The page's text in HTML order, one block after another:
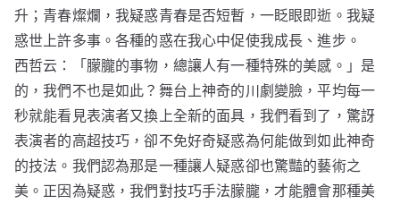
升；青春燦爛，我疑惑青春是否短暫，一眨眼即逝。我疑
惑世上許多事。各種的惑在我心中促使我成長、進步。
西哲云：「朦朧的事物，總讓人有一種特殊的美感。」是
的，我們不也是如此？舞台上神奇的川劇變臉，平均每一
秒就能看見表演者又換上全新的面具，我們看到了，驚訝
表演者的高超技巧，卻不免好奇疑惑為何能做到如此神奇
的技法。我們認為那是一種讓人疑惑卻也驚豔的藝術之
美。正因為疑惑，我們對技巧手法朦朧，才能體會那種美